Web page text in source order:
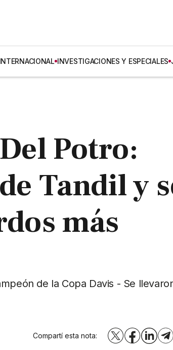
INVESTIGACIONES Y ESPECIALES
Potro:
Tandil y
más
de la Copa Davis - Se
Compartí esta nota: X Facebook